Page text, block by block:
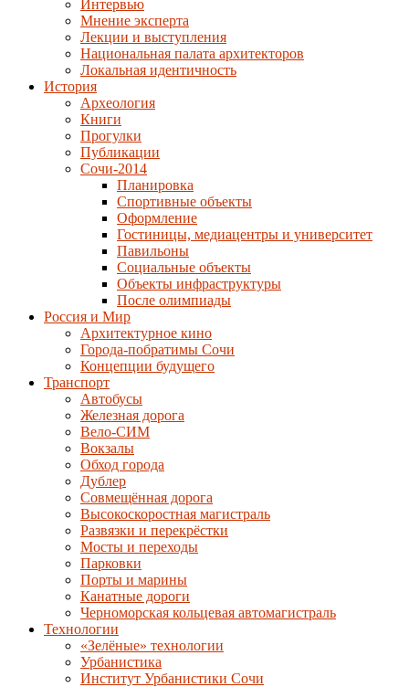
Интервью
Мнение эксперта
Лекции и выступления
Национальная палата архитекторов
Локальная идентичность
История
Археология
Книги
Прогулки
Публикации
Сочи-2014
Планировка
Спортивные объекты
Оформление
Гостиницы, медиацентры и университет
Павильоны
Социальные объекты
Объекты инфраструктуры
После олимпиады
Россия и Мир
Архитектурное кино
Города-побратимы Сочи
Концепции будущего
Транспорт
Автобусы
Железная дорога
Вело-СИМ
Вокзалы
Обход города
Дублер
Совмещённая дорога
Высокоскоростная магистраль
Развязки и перекрёстки
Мосты и переходы
Парковки
Порты и марины
Канатные дороги
Черноморская кольцевая автомагистраль
Технологии
«Зелёные» технологии
Урбанистика
Институт Урбанистики Сочи